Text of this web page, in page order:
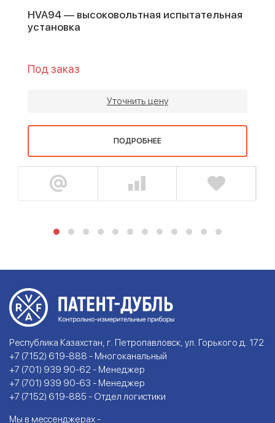
HVA94 — высоковольтная испытательная
установка
Под заказ
Уточнить цену
ПОДРОБНЕЕ
Республика Казахстан, г. Петропавловск, ул. Горького д. 172
+7 (7152) 619-888 - Многоканальный
+7 (701) 939 90-62 - Менеджер
+7 (701) 939 90-63 - Менеджер
+7 (7152) 619-885 - Отдел логистики
Мы в мессенджерах -